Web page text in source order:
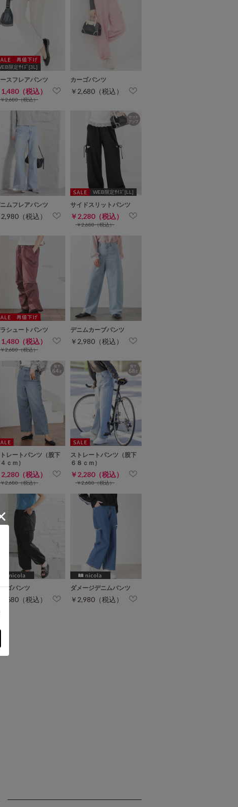
限定ｻｲｽﾞ[3L]
スフレアパンツ
1,480（税込）
￥2,680（税込）
カーゴパンツ
￥2,680（税込）
ムフレアパンツ
2,980（税込）
WEB限定ｻｲｽﾞ[LL]
サイドスリットパンツ
￥2,280（税込）
￥2,680（税込）
シュートパンツ
1,480（税込）
￥2,680（税込）
デニムカーブパンツ
￥2,980（税込）
レートパンツ（股下
ｃｍ）
2,280（税込）
￥2,680（税込）
ストレートパンツ（股下
６８ｃｍ）
￥2,280（税込）
￥2,680（税込）
ゴパンツ
2,680（税込）
ダメージデニムパンツ
￥2,980（税込）